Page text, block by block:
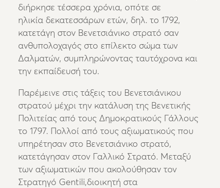
διήρκησε τέσσερα χρόνια, οπότε σε
ηλικία δεκατεσσάρων ετών, δηλ. το 1792,
κατετάγη στον Βενετσιάνικο στρατό σαν
ανθυπολοχαγός στο επίλεκτο σώμα των
Δαλματών, συμπληρώνοντας ταυτόχρονα και
την εκπαίδευσή του.
Παρέμεινε στις τάξεις του Βενετσιάνικου
στρατού μέχρι την κατάλυση της Βενετικής
Πολιτείας από τους Δημοκρατικούς Γάλλους
το 1797. Πολλοί από τους αξιωματικούς που
υπηρέτησαν στο Βενετσιάνικο στρατό,
κατετάγησαν στον Γαλλικό Στρατό. Μεταξύ
των αξιωματικών που ακολούθησαν τον
Στρατηγό Gentili,διοικητή στα